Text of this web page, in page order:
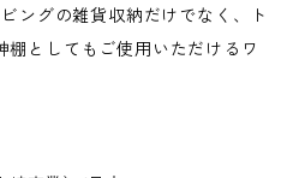
ングの雑貨収納だけでなく、ト
棚としてもご使用いただけるワ